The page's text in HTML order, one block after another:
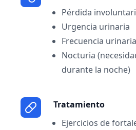
Pérdida
Urgencia urinaria
Frecuencia
Nocturia
durante la noche)
Tratamiento
Ejercicios de